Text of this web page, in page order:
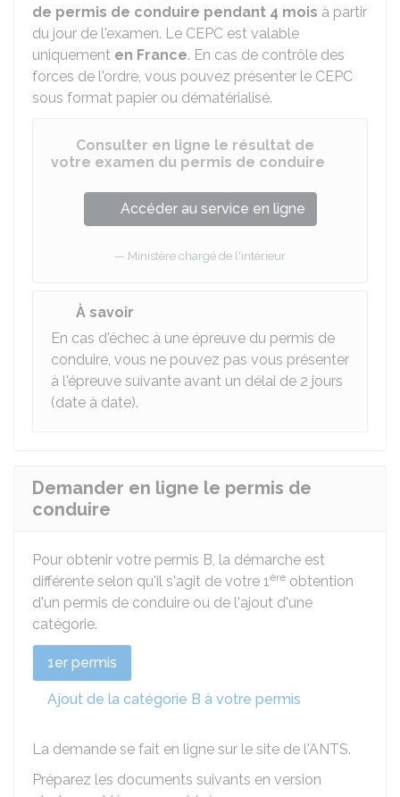
de permis de conduire pendant 4 mois à partir
du jour de l'examen. Le CEPC est valable
uniquement en France. En cas de contrôle des
forces de l'ordre, vous pouvez présenter le CEPC
sous format papier ou dématérialisé.
Consulter en ligne le résultat de
votre examen du permis de conduire
Accéder au service en ligne
Ministère chargé de l'intérieur
À savoir
En cas d'échec à une épreuve du permis de
conduire, vous ne pouvez pas vous présenter
à l'épreuve suivante avant un délai de 2 jours
(date à date).
Demander en ligne le permis de
conduire
Pour obtenir votre permis B, la démarche est
différente selon qu'il s'agit de votre 1ère obtention
d'un permis de conduire ou de l'ajout d'une
catégorie.
1er permis
Ajout de la catégorie B à votre permis
La demande se fait en ligne sur le site de l'ANTS.
Préparez les documents suivants en version